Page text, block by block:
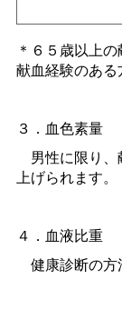
＊６５歳以上
献血経験のある
３．血色素量
男性に限り、
上げられます。
４．血液比重
健康診断の方